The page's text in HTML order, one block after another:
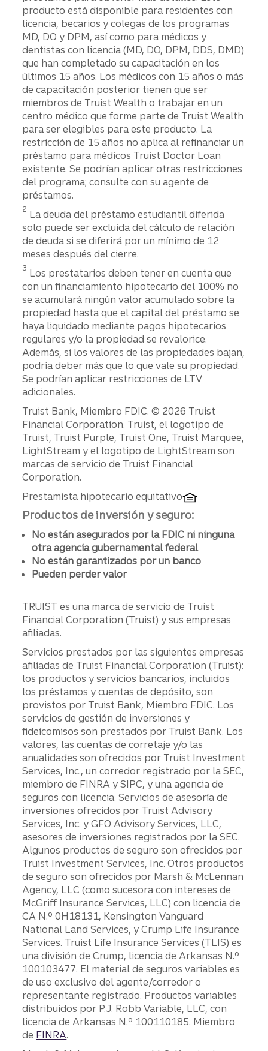
producto está disponible para residentes con
licencia, becarios y colegas de los programas
MD, DO y DPM, así como para médicos y
dentistas con licencia (MD, DO, DPM, DDS, DMD)
que han completado su capacitación en los
últimos 15 años. Los médicos con 15 años o más
de capacitación posterior tienen que ser
miembros de Truist Wealth o trabajar en un
centro médico que forme parte de Truist Wealth
para ser elegibles para este producto. La
restricción de 15 años no aplica al refinanciar un
préstamo para médicos Truist Doctor Loan
existente. Se podrían aplicar otras restricciones
del programa; consulte con su agente de
préstamos.
2 La deuda del préstamo estudiantil diferida
solo puede ser excluida del cálculo de relación
de deuda si se diferirá por un mínimo de 12
meses después del cierre.
3 Los prestatarios deben tener en cuenta que
con un financiamiento hipotecario del 100% no
se acumulará ningún valor acumulado sobre la
propiedad hasta que el capital del préstamo se
haya liquidado mediante pagos hipotecarios
regulares y/o la propiedad se revalorice.
Además, si los valores de las propiedades bajan,
podría deber más que lo que vale su propiedad.
Se podrían aplicar restricciones de LTV
adicionales.
Divulgaciones
Truist Bank, Miembro FDIC. © 2026 Truist
Financial Corporation. Truist, el logotipo de
Truist, Truist Purple, Truist One, Truist Marquee,
LightStream y el logotipo de LightStream son
marcas de servicio de Truist Financial
Corporation.
Prestamista hipotecario equitativo
Productos de inversión y seguro:
No están asegurados por la FDIC ni ninguna
otra agencia gubernamental federal
No están garantizados por un banco
Pueden perder valor
TRUIST es una marca de servicio de Truist
Financial Corporation (Truist) y sus empresas
afiliadas.
Servicios prestados por las siguientes empresas
afiliadas de Truist Financial Corporation (Truist):
los productos y servicios bancarios, incluidos
los préstamos y cuentas de depósito, son
provistos por Truist Bank, Miembro FDIC. Los
servicios de gestión de inversiones y
fideicomisos son prestados por Truist Bank. Los
valores, las cuentas de corretaje y/o las
anualidades son ofrecidos por Truist Investment
Services, Inc., un corredor registrado por la SEC,
miembro de FINRA y SIPC, y una agencia de
seguros con licencia. Servicios de asesoría de
inversiones ofrecidos por Truist Advisory
Services, Inc. y GFO Advisory Services, LLC,
asesores de inversiones registrados por la SEC.
Algunos productos de seguro son ofrecidos por
Truist Investment Services, Inc. Otros productos
de seguro son ofrecidos por Marsh & McLennan
Agency, LLC (como sucesora con intereses de
McGriff Insurance Services, LLC) con licencia de
CA N.º 0H18131, Kensington Vanguard
National Land Services, y Crump Life Insurance
Services. Truist Life Insurance Services (TLIS) es
una división de Crump, licencia de Arkansas N.º
100103477. El material de seguros variables es
de uso exclusivo del agente/corredor o
representante registrado. Productos variables
distribuidos por P.J. Robb Variable, LLC, con
licencia de Arkansas N.º 100110185. Miembro
de FINRA.